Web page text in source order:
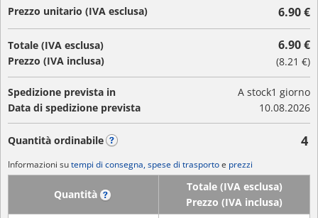
Prezzo unitario (IVA esclusa) 6.90 €
Totale (IVA esclusa)
Prezzo (IVA inclusa)
6.90 €
(8.21 €)
Spedizione prevista in
Data di spedizione prevista
A stock1 giorno
10.08.2026
Quantità ordinabile 4
Informazioni sutempi di consegna, spese di trasportoe prezzi
Quantità
Totale (IVA esclusa)
Prezzo (IVA inclusa)